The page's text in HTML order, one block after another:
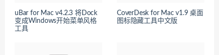
uBar for Mac v4.2.3 将Dock
变成Windows开始菜单风格
工具
CoverDesk for Mac v1.9 桌面
图标隐藏工具中文版